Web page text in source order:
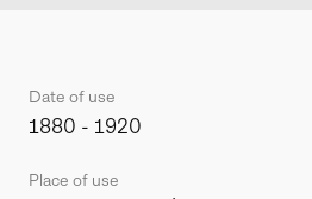
Date of use
1880 - 1920
Place of use